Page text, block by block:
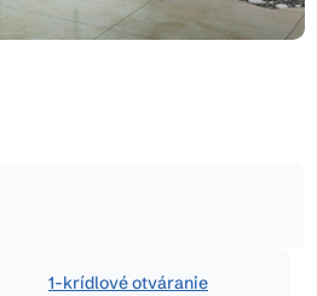
1-krídlové otváranie